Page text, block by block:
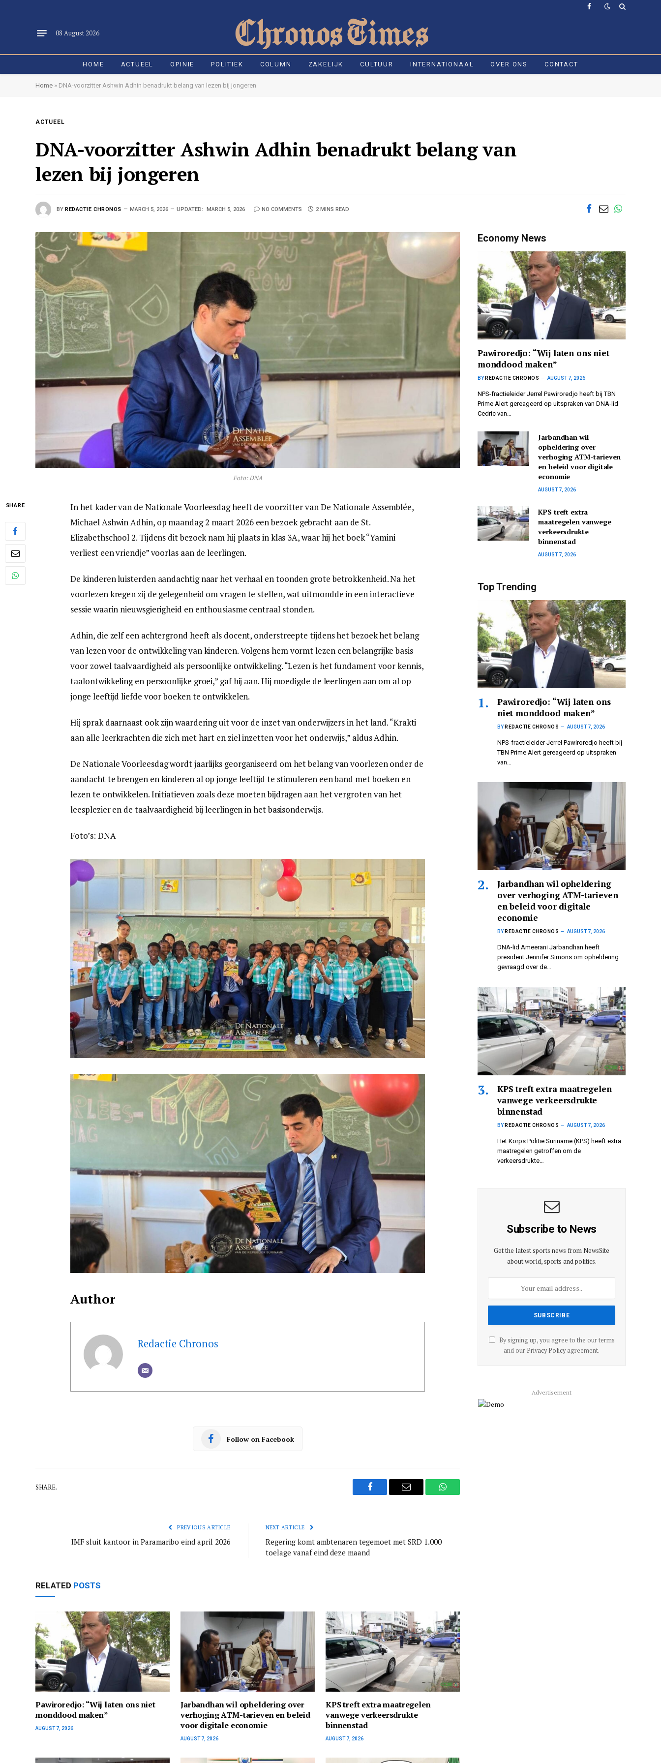
Facebook
08 August 2026
HOME ACTUEEL OPINIE POLITIEK COLUMN ZAKELIJK CULTUUR INTERNATIONAAL OVER ONS CONTACT
Home » DNA-voorzitter Ashwin Adhin benadrukt belang van lezen bij jongeren
ACTUEEL
DNA-voorzitter Ashwin Adhin benadrukt belang van
lezen bij jongeren
BY REDACTIE CHRONOS MARCH 5, 2026 UPDATED: MARCH 5, 2026 NO COMMENTS 2 MINS READ
Foto: DNA
SHARE
In het kader van de Nationale Voorleesdag heeft de voorzitter van De Nationale Assemblée,
Michael Ashwin Adhin, op maandag 2 maart 2026 een bezoek gebracht aan de St.
Elizabethschool 2. Tijdens dit bezoek nam hij plaats in klas 3A, waar hij het boek “Yamini
verliest een vriendje” voorlas aan de leerlingen.
De kinderen luisterden aandachtig naar het verhaal en toonden grote betrokkenheid. Na het
voorlezen kregen zij de gelegenheid om vragen te stellen, wat uitmondde in een interactieve
sessie waarin nieuwsgierigheid en enthousiasme centraal stonden.
Adhin, die zelf een achtergrond heeft als docent, onderstreepte tijdens het bezoek het belang
van lezen voor de ontwikkeling van kinderen. Volgens hem vormt lezen een belangrijke basis
voor zowel taalvaardigheid als persoonlijke ontwikkeling. “Lezen is het fundament voor kennis,
taalontwikkeling en persoonlijke groei,” gaf hij aan. Hij moedigde de leerlingen aan om al op
jonge leeftijd liefde voor boeken te ontwikkelen.
Hij sprak daarnaast ook zijn waardering uit voor de inzet van onderwijzers in het land. “Krakti
aan alle leerkrachten die zich met hart en ziel inzetten voor het onderwijs,” aldus Adhin.
De Nationale Voorleesdag wordt jaarlijks georganiseerd om het belang van voorlezen onder de
aandacht te brengen en kinderen al op jonge leeftijd te stimuleren een band met boeken en
lezen te ontwikkelen. Initiatieven zoals deze moeten bijdragen aan het vergroten van het
leesplezier en de taalvaardigheid bij leerlingen in het basisonderwijs.
Foto’s: DNA
Author
Redactie Chronos
Follow on Facebook
SHARE.
Facebook Email WhatsApp
PREVIOUS ARTICLE
IMF sluit kantoor in Paramaribo eind april 2026
NEXT ARTICLE
Regering komt ambtenaren tegemoet met SRD 1.000
toelage vanaf eind deze maand
RELATED POSTS
Pawiroredjo: “Wij laten ons niet
monddood maken”
AUGUST 7, 2026
Jarbandhan wil opheldering over
verhoging ATM-tarieven en beleid
voor digitale economie
AUGUST 7, 2026
KPS treft extra maatregelen
vanwege verkeersdrukte
binnenstad
AUGUST 7, 2026
Economy News
Pawiroredjo: “Wij laten ons niet
monddood maken”
BY REDACTIE CHRONOS AUGUST 7, 2026
NPS-fractieleider Jerrel Pawiroredjo heeft bij TBN
Prime Alert gereageerd op uitspraken van DNA-lid
Cedric van…
Jarbandhan wil
opheldering over
verhoging ATM-tarieven
en beleid voor digitale
economie
AUGUST 7, 2026
KPS treft extra
maatregelen vanwege
verkeersdrukte
binnenstad
AUGUST 7, 2026
Top Trending
Pawiroredjo: “Wij laten ons
niet monddood maken”
BY REDACTIE CHRONOS AUGUST 7, 2026
NPS-fractieleider Jerrel Pawiroredjo heeft bij
TBN Prime Alert gereageerd op uitspraken
van…
Jarbandhan wil opheldering
over verhoging ATM-tarieven
en beleid voor digitale
economie
BY REDACTIE CHRONOS AUGUST 7, 2026
DNA-lid Ameerani Jarbandhan heeft
president Jennifer Simons om opheldering
gevraagd over de…
KPS treft extra maatregelen
vanwege verkeersdrukte
binnenstad
BY REDACTIE CHRONOS AUGUST 7, 2026
Het Korps Politie Suriname (KPS) heeft extra
maatregelen getroffen om de
verkeersdrukte…
Subscribe to News
Get the latest sports news from NewsSite
about world, sports and politics.
By signing up, you agree to the our terms
and our Privacy Policyagreement.
Advertisement